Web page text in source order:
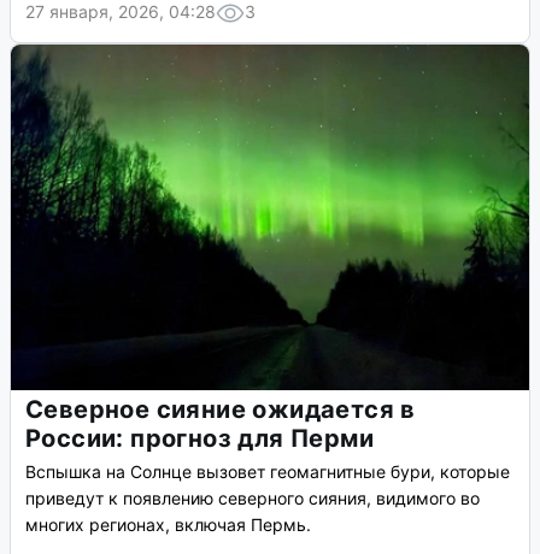
27 января, 2026, 04:28
3
Северное сияние ожидается в
России: прогноз для Перми
Вспышка на Солнце вызовет геомагнитные бури, которые
приведут к появлению северного сияния, видимого во
многих регионах, включая Пермь.